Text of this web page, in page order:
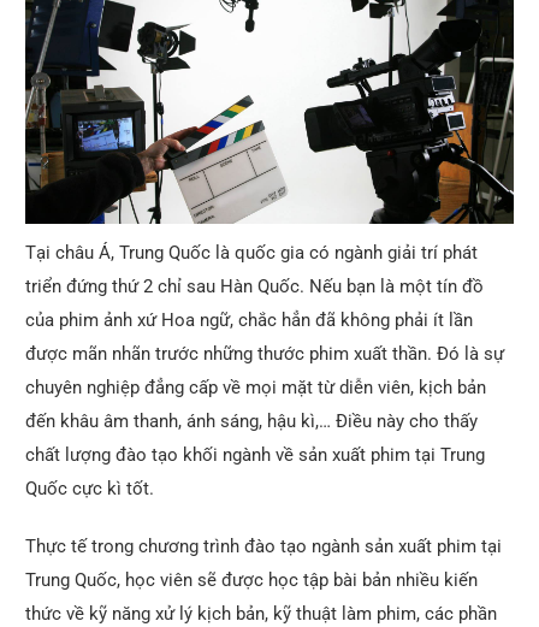
Tại châu Á, Trung Quốc là quốc gia có ngành giải trí phát
triển đứng thứ 2 chỉ sau Hàn Quốc. Nếu bạn là một tín đồ
của phim ảnh xứ Hoa ngữ, chắc hẳn đã không phải ít lần
được mãn nhãn trước những thước phim xuất thần. Đó là sự
chuyên nghiệp đẳng cấp về mọi mặt từ diễn viên, kịch bản
đến khâu âm thanh, ánh sáng, hậu kì,… Điều này cho thấy
chất lượng đào tạo khối ngành về sản xuất phim tại Trung
Quốc cực kì tốt.
Thực tế trong chương trình đào tạo ngành sản xuất phim tại
Trung Quốc, học viên sẽ được học tập bài bản nhiều kiến
thức về kỹ năng xử lý kịch bản, kỹ thuật làm phim, các phần